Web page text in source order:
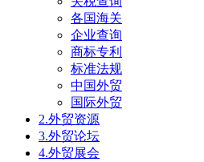
各国海关
企业查询
商标专利
标准法规
中国外贸
国际外贸
2.外贸资源
3.外贸论坛
4.外贸展会